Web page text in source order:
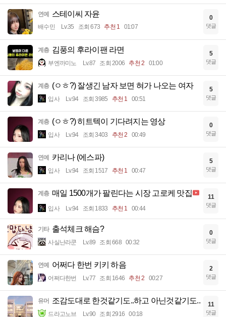
연예 스테이씨 자윤
배수민 Lv.35 조회 673 추천 1 01:07
0
댓글
계층 김풍의 후라이팬 라면
부엔까미노 Lv.87 조회 2006 추천 2 01:00
5
댓글
계층 (ㅇㅎ?) 잘생긴 남자 보면 혀가 나오는 여자
입사 Lv.94 조회 3985 추천 1 00:51
5
댓글
계층 (ㅇㅎ?) 히트텍이 기다려지는 영상
입사 Lv.94 조회 3403 추천 2 00:49
0
댓글
연예 카리나 (에스파)
입사 Lv.94 조회 1517 추천 1 00:47
5
댓글
계층 매일 1500개가 팔린다는 시장 고로케 맛집
입사 Lv.94 조회 1833 추천 1 00:44
11
댓글
기타 출석체크 해슴?
사실난라쿤 Lv.89 조회 668 00:32
0
댓글
연예 어쩌다 한번 키키 하음
어쩌다한번 Lv.77 조회 1646 추천 2 00:27
2
댓글
유머 조감도대로 한것같기도..하고 아닌것같기도..
드라고노브 Lv.90 조회 2916 00:18
11
댓글